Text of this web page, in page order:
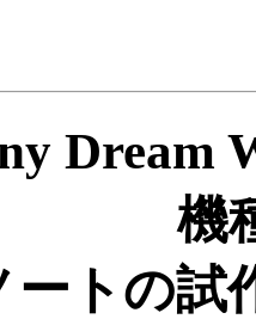
Dream
機
ートの試